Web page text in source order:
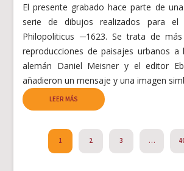
El presente grabado hace parte de
serie de dibujos realizados para el
Philopoliticus ─1623. Se trata de
reproducciones de paisajes urbanos
alemán Daniel Meisner y el editor
añadieron un mensaje y una imagen
LEER MÁS
1 2 3 …